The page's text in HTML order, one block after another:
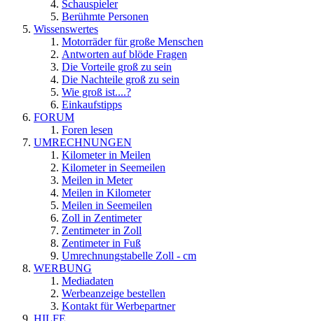
Schauspieler
Berühmte Personen
Wissenswertes
Motorräder für große Menschen
Antworten auf blöde Fragen
Die Vorteile groß zu sein
Die Nachteile groß zu sein
Wie groß ist....?
Einkaufstipps
FORUM
Foren lesen
UMRECHNUNGEN
Kilometer in Meilen
Kilometer in Seemeilen
Meilen in Meter
Meilen in Kilometer
Meilen in Seemeilen
Zoll in Zentimeter
Zentimeter in Zoll
Zentimeter in Fuß
Umrechnungstabelle Zoll - cm
WERBUNG
Mediadaten
Werbeanzeige bestellen
Kontakt für Werbepartner
HILFE